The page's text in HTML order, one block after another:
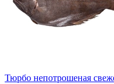
Тюрбо непотрошеная